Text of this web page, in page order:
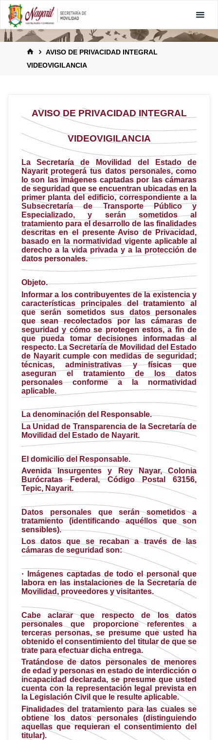
AVISO DE PRIVACIDAD INTEGRAL
VIDEOVIGILANCIA
AVISO DE PRIVACIDAD INTEGRAL
VIDEOVIGILANCIA
LaSecretaría de Movilidad del Estado de
Nayaritprotegerá tus datos personales, como
lo son las imágenes captadas por las cámaras
de seguridad que se encuentran ubicadas en la
primer planta del edificio, correspondiente a la
Subsecretaría de Transporte Público y
Especializado, y serán sometidos al
tratamiento para el desarrollo de las finalidades
descritas en el presente Aviso de Privacidad,
basado en la normatividad vigente aplicable al
derecho a la vida privada y a la protección de
datos personales.
Objeto.
Informar a los contribuyentes de la existencia y
características principales del tratamiento al
que serán sometidos sus datos personales
que sean recolectados por las cámaras de
seguridad y cómo se protegen estos, a fin de
que pueda tomar decisiones informadas al
respecto. La Secretaría de Movilidad del Estado
de Nayarit cumple con medidas de seguridad;
técnicas, administrativas y físicas que
aseguran el tratamiento de los datos
personales conforme a la normatividad
aplicable.
La denominación del Responsable.
La Unidad de Transparencia de la Secretaría de
Movilidad del Estado de Nayarit.
El domicilio del Responsable.
Avenida Insurgentes y Rey Nayar, Colonia
Burócratas Federal, Código Postal 63156,
Tepic, Nayarit.
Datos personales que serán sometidos a
tratamiento (identificando aquéllos que son
sensibles).
Los datos que se recaban a través de las
cámaras de seguridad son:
· Imágenes captadas de todo el personal que
labora en las instalaciones de la Secretaría de
Movilidad, proveedores y visitantes.
Cabe aclarar que respecto de los datos
personales que proporcione referentes a
terceras personas, se presume que usted ha
obtenido el consentimiento del titular de que se
trate para efectuar dicha entrega.
Tratándose de datos personales de menores
de edad y personas en estado de interdicción o
incapacidad declarada, se presume que usted
cuenta con la representación legal prevista en
la Legislación Civil que le resulte aplicable.
Finalidades del tratamiento para las cuales se
obtiene los datos personales (distinguiendo
aquellas que requieran el consentimiento del
titular).